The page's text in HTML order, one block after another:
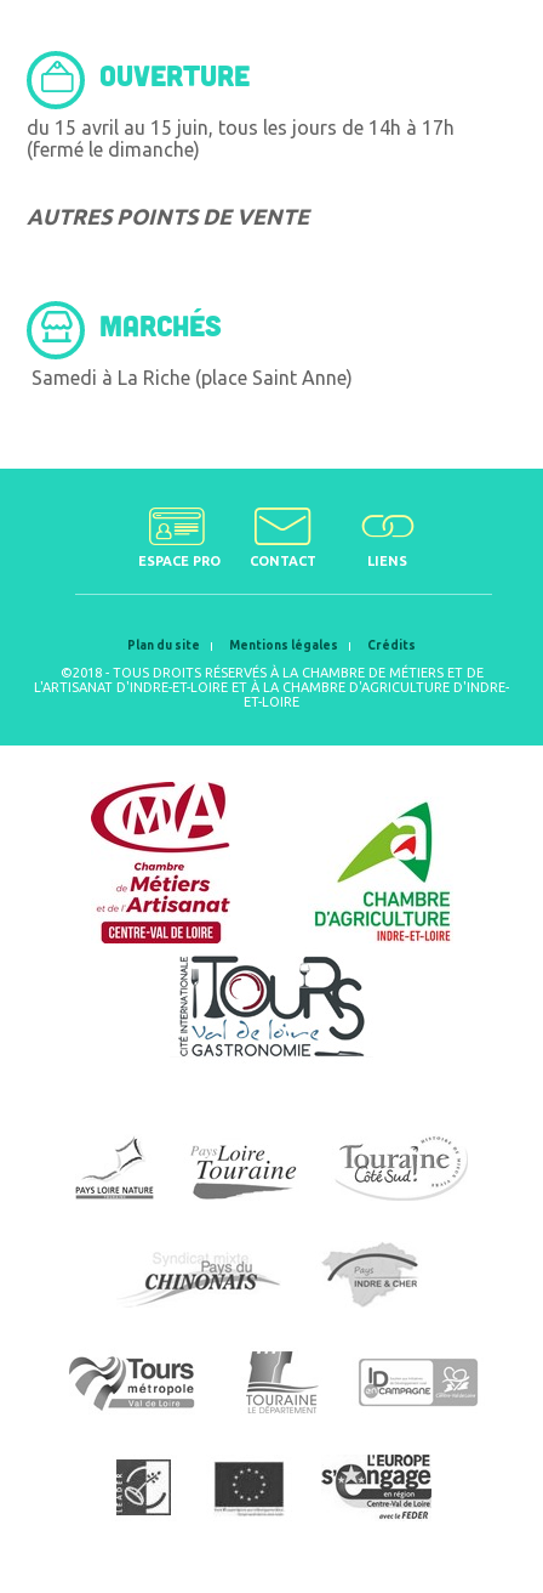
OUVERTURE
du 15 avril au 15 juin, tous les jours de 14h à 17h
(fermé le dimanche)
AUTRES POINTS DE VENTE
MARCHÉS
Samedi à La Riche (place Saint Anne)
ESPACE PRO CONTACT LIENS
Plan du site Mentions légales Crédits
©2018 - TOUS DROITS RÉSERVÉS À LA CHAMBRE DE MÉTIERS ET DE
L'ARTISANAT D'INDRE-ET-LOIRE ET À LA CHAMBRE D'AGRICULTURE D'INDRE-
ET-LOIRE